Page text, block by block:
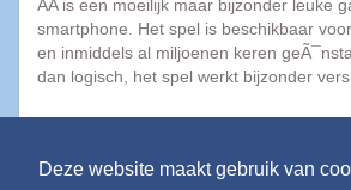
Deze website maakt gebruik van
Computer
onderhoud
Alle
categorieën
AA is een moeilijk maar bijzonder leuke
smartphone. Het spel is beschikbaar
en inmiddels al miljoenen keren
dan logisch, het spel werkt bijzonder
Ieder level bestaat uit een uitdagende
mogelijk moet oplossen. Er zijn
en er zijn allerlei extra's in de game